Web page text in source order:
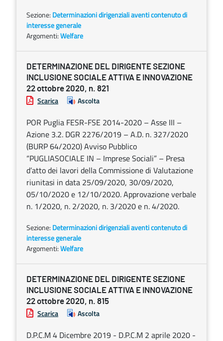
Sezione: Determinazioni dirigenziali aventi contenuto di
interesse generale
Argomenti:Welfare
DETERMINAZIONE DEL DIRIGENTE SEZIONE
INCLUSIONE SOCIALE ATTIVA E INNOVAZIONE
22 ottobre 2020, n. 821
Scarica Ascolta
POR Puglia FESR-FSE 2014-2020 – Asse III –
Azione 3.2. DGR 2276/2019 – A.D. n. 327/2020
(BURP 64/2020) Avviso Pubblico
“PUGLIASOCIALE IN – Imprese Sociali” – Presa
d’atto dei lavori della Commissione di Valutazione
riunitasi in data 25/09/2020, 30/09/2020,
05/10/2020 e 12/10/2020. Approvazione verbale
n. 1/2020, n. 2/2020, n. 3/2020 e n. 4/2020.
Sezione: Determinazioni dirigenziali aventi contenuto di
interesse generale
Argomenti:Welfare
DETERMINAZIONE DEL DIRIGENTE SEZIONE
INCLUSIONE SOCIALE ATTIVA E INNOVAZIONE
22 ottobre 2020, n. 815
Scarica Ascolta
D.P.C.M 4 Dicembre 2019 - D.P.C.M 2 aprile 2020 -